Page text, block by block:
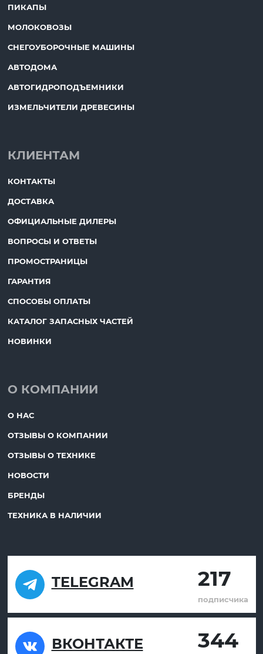
ПИКАПЫ
МОЛОКОВОЗЫ
СНЕГОУБОРОЧНЫЕ МАШИНЫ
АВТОДОМА
АВТОГИДРОПОДЪЕМНИКИ
ИЗМЕЛЬЧИТЕЛИ ДРЕВЕСИНЫ
КЛИЕНТАМ
КОНТАКТЫ
ДОСТАВКА
ОФИЦИАЛЬНЫЕ ДИЛЕРЫ
ВОПРОСЫ И ОТВЕТЫ
ПРОМОСТРАНИЦЫ
ГАРАНТИЯ
СПОСОБЫ ОПЛАТЫ
КАТАЛОГ ЗАПАСНЫХ ЧАСТЕЙ
НОВИНКИ
О КОМПАНИИ
О НАС
ОТЗЫВЫ О КОМПАНИИ
ОТЗЫВЫ О ТЕХНИКЕ
НОВОСТИ
БРЕНДЫ
ТЕХНИКА В НАЛИЧИИ
TELEGRAM 217
подписчика
ВКОНТАКТЕ 344